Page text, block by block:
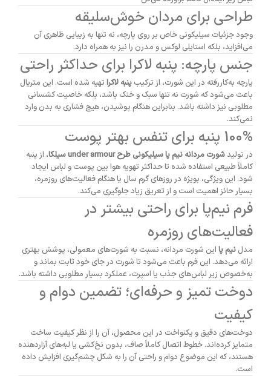
طراحی برای مردان خوش‌سلیقه
وجود جزئیات سیلیکونی خاص بر روی پارچه، نه تنها به زیبایی ظاهری آن
می‌افزاید، بلکه استایلی لوکس و مدرن را نیز به همراه دارد.
جنس پارچه: پنبه لاکرا برای حداکثر راحتی
پارچه به‌کاررفته در این شورت، از ترکیب پنبه لاکرا تهیه شده است. این متریال
باعث می‌شود که شورت نه تنها سبک و خنک باشد، بلکه خاصیت کشسانی
مطلوبی نیز داشته باشد. بنابراین هنگام پوشیدن، هیچ فشاری به بدن وارد
نمی‌کند.
100% پنبه برای تنفس بهتر پوست
در تولیدشورت مردانه نیم پا سیلیکونی طرح under armour سیلکا
، از پنبه
کاملاً طبیعی استفاده شده تا حداکثر تهویه هوا بین پوست و لباس ایجاد
شود. این ویژگی، بویژه در روزهای گرم سال یا هنگام فعالیت‌های روزمره،
بسیار حائز اهمیت است و از تعریق زیاد جلوگیری می‌کند.
فرم نیم‌پا برای راحتی بیشتر در
فعالیت‌های روزمره
مدل نیم پا این شورت مردانه، نسبت به شورت‌های معمولی، پوشش بهتری
ارائه می‌دهد. این فرم باعث می‌شود تا شورت در جای خود ثابت بماند و
به‌خصوص زیر لباس‌های جذب یا اسپرت، عملکرد بسیار مطلوبی داشته باشد.
دوخت تمیز و حرفه‌ای؛ تضمین دوام و
کیفیت
دوخت‌های دقیق و یکنواخت در این محصول، آن را از نظر کیفیت ساخت
متمایز کرده‌اند. خطوط اتصال کاملاً صاف، بدون نخ‌کشی یا لبه‌های آزاردهنده
هستند، که این موضوع دوام و راحتی آن را به شکل چشم‌گیری افزایش داده
است.